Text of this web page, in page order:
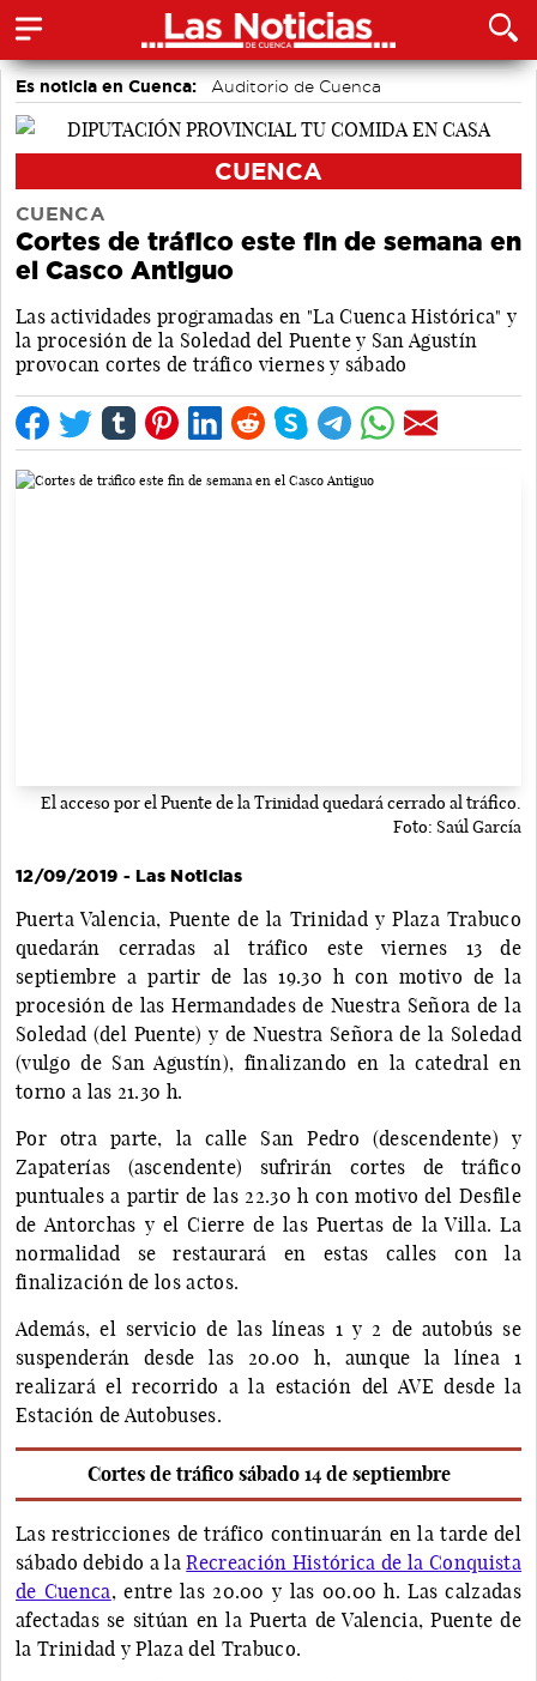
Es noticia en Cuenca: Auditorio de Cuenca
CUENCA
CUENCA
Cortes de tráfico este fin de semana en
el Casco Antiguo
Las actividades programadas en "La Cuenca Histórica" y
la procesión de la Soledad del Puente y San Agustín
provocan cortes de tráfico viernes y sábado
El acceso por el Puente de la Trinidad quedará cerrado al tráfico.
Foto: Saúl García
12/09/2019 - Las Noticias
Puerta Valencia, Puente de la Trinidad y Plaza Trabuco
quedarán cerradas al tráfico este viernes 13 de
septiembre a partir de las 19.30 h con motivo de la
procesión de las Hermandades de Nuestra Señora de la
Soledad (del Puente) y de Nuestra Señora de la Soledad
(vulgo de San Agustín), finalizando en la catedral en
torno a las 21.30 h.
Por otra parte, la calle San Pedro (descendente) y
Zapaterías (ascendente) sufrirán cortes de tráfico
puntuales a partir de las 22.30 h con motivo del Desfile
de Antorchas y el Cierre de las Puertas de la Villa. La
normalidad se restaurará en estas calles con la
finalización de los actos.
Además, el servicio de las líneas 1 y 2 de autobús se
suspenderán desde las 20.00 h, aunque la línea 1
realizará el recorrido a la estación del AVE desde la
Estación de Autobuses.
Cortes de tráfico sábado 14 de septiembre
Las restricciones de tráfico continuarán en la tarde del
sábado debido a laRecreación Histórica de la Conquista
de Cuenca, entre las 20.00 y las 00.00 h. Las calzadas
afectadas se sitúan en la Puerta de Valencia, Puente de
la Trinidad y Plaza del Trabuco.